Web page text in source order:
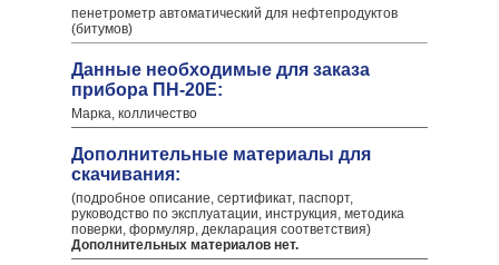
пенетрометр автоматический для нефтепродуктов
(битумов)
Данные необходимые для заказа
прибора ПН-20Е:
Марка, колличество
Дополнительные материалы для
скачивания:
(подробное описание, сертификат, паспорт,
руководство по эксплуатации, инструкция, методика
поверки, формуляр, декларация соответствия)
Дополнительных материалов нет.